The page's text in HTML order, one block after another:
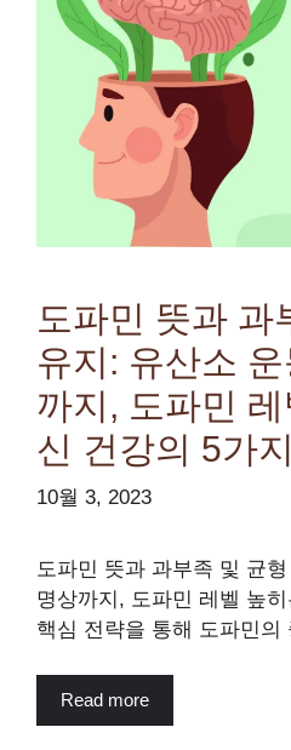
도파민 뜻과 과
유지: 유산소
까지, 도파민
신 건강의 5가
10월 3, 2023
도파민 뜻과 과부족 및 균
명상까지, 도파민 레벨 높
핵심 전략을 통해 도파민
Read more